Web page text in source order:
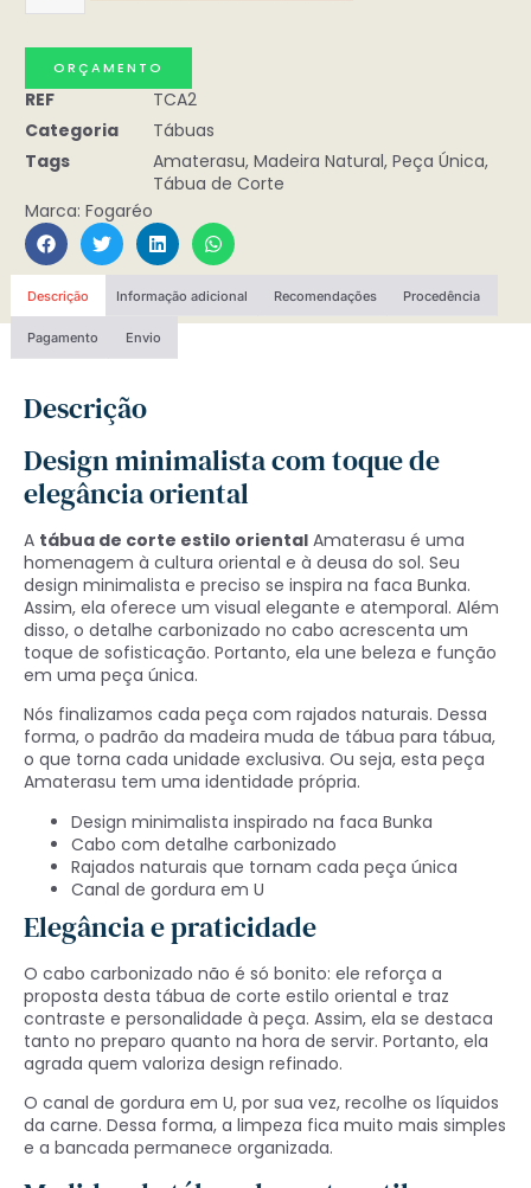
ORÇAMENTO
REF
TCA2
Categoria
Tábuas
Tags
Amaterasu, Madeira Natural, Peça Única,
Tábua de Corte
Marca: Fogaréo
Descrição Informação adicional Recomendações Procedência
Pagamento Envio
Descrição
Design minimalista com toque de
elegância oriental
A tábua de corte estilo oriental Amaterasu é uma
homenagem à cultura oriental e à deusa do sol. Seu
design minimalista e preciso se inspira na faca Bunka.
Assim, ela oferece um visual elegante e atemporal. Além
disso, o detalhe carbonizado no cabo acrescenta um
toque de sofisticação. Portanto, ela une beleza e função
em uma peça única.
Nós finalizamos cada peça com rajados naturais. Dessa
forma, o padrão da madeira muda de tábua para tábua,
o que torna cada unidade exclusiva. Ou seja, esta peça
Amaterasu tem uma identidade própria.
Design minimalista inspirado na faca Bunka
Cabo com detalhe carbonizado
Rajados naturais que tornam cada peça única
Canal de gordura em U
Elegância e praticidade
O cabo carbonizado não é só bonito: ele reforça a
proposta desta tábua de corte estilo oriental e traz
contraste e personalidade à peça. Assim, ela se destaca
tanto no preparo quanto na hora de servir. Portanto, ela
agrada quem valoriza design refinado.
O canal de gordura em U, por sua vez, recolhe os líquidos
da carne. Dessa forma, a limpeza fica muito mais simples
e a bancada permanece organizada.